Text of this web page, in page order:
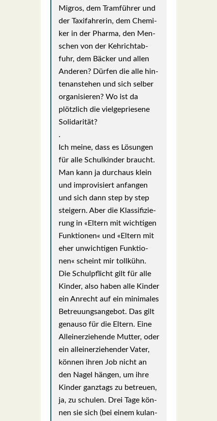
Migros, dem Tram­füh­rer und
der Taxi­fah­re­rin, dem Che­mi­
ker in der Phar­ma, den Men­
schen von der Keh­richt­ab­
fuhr, dem Bäcker und allen
Ande­ren? Dür­fen die alle hin­
ten­an­ste­hen und sich sel­ber
orga­ni­sie­ren? Wo ist da
plötz­lich die viel­ge­prie­se­ne
Soli­da­ri­tät?
.
Ich mei­ne, dass es Lösun­gen
für alle Schul­kin­der braucht.
Man kann ja durch­aus klein
und impro­vi­siert anfan­gen
und sich dann step by step
stei­gern. Aber die Klas­si­fi­zie­
rung in «Eltern mit wich­ti­gen
Funk­tio­nen« und «Eltern mit
eher unwich­ti­gen Funk­tio­
nen« scheint mir toll­kühn.
Die Schul­pflicht gilt für alle
Kin­der, also haben alle Kin­der
ein Anrecht auf ein mini­ma­les
Betreu­ungs­an­ge­bot. Das gilt
genau­so für die Eltern. Eine
Allein­er­zie­hen­de Mut­ter, oder
ein allein­er­zie­hen­der Vater,
kön­nen ihren Job nicht an
den Nagel hän­gen, um ihre
Kin­der ganz­tags zu betreu­en,
ja, zu schu­len. Drei Tage kön­
nen sie sich (bei einem kulan­